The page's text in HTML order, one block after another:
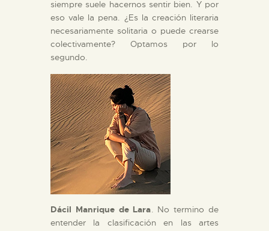
siempre suele hacernos sentir bien. Y por
eso vale la pena. ¿Es la creación literaria
necesariamente solitaria o puede crearse
colectivamente? Optamos por lo
segundo.
Dácil Manrique de Lara. No termino de
entender la clasificación en las artes